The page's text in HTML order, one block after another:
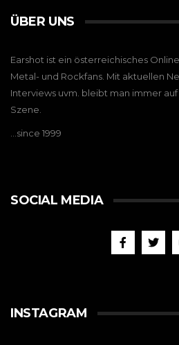
ÜBER UNS
Earshot ist ein österreichisches
Metal- und Rockfans. Mit aktuellen
Interviews uvm. bleibt man immer
Szene.
…since 1999
SOCIAL MEDIA
INSTAGRAM